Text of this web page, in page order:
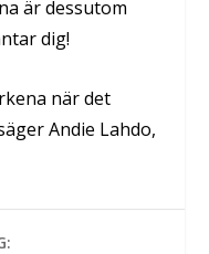
är dessutom
dig!
när det
Andie Lahdo,